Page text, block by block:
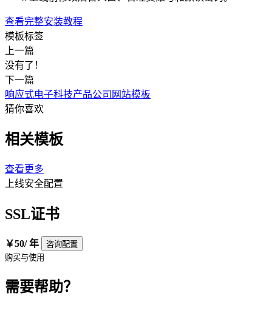
查看完整安装教程
模板标签
上一篇
没有了！
下一篇
响应式电子科技产品公司网站模板
猜你喜欢
相关模板
查看更多
上线安全配置
SSL证书
￥50/ 年
咨询配置
购买与使用
需要帮助？